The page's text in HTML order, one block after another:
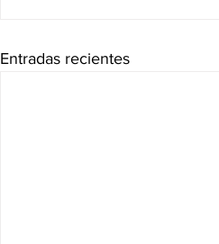
Entradas recientes